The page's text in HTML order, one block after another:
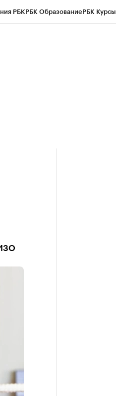
РБКРБК ОбразованиеРБК Курсы